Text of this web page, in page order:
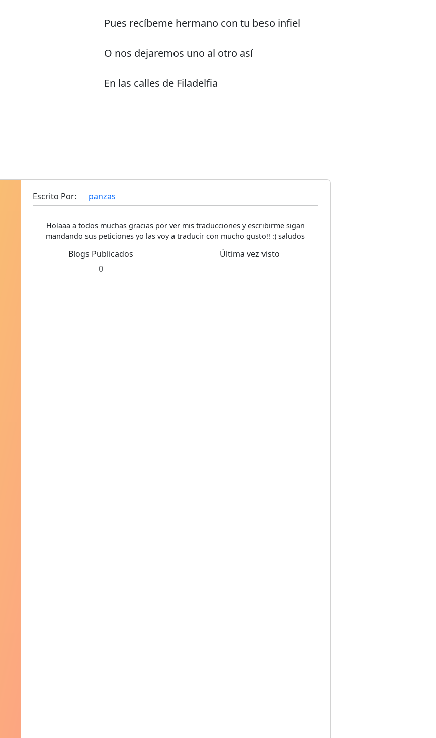
Pues recíbeme hermano con tu beso infiel
O nos dejaremos uno al otro así
En las calles de Filadelfia
Escrito Por: panzas
Holaaa a todos muchas gracias por ver mis traducciones y escribirme sigan
mandando sus peticiones yo las voy a traducir con mucho gusto!! :) saludos
Blogs Publicados
0
Última vez visto